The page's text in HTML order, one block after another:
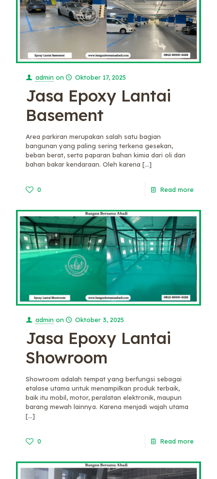
admin on Oktober 17, 2025
Jasa Epoxy Lantai
Basement
Area parkiran merupakan salah satu bagian
bangunan yang paling sering terkena gesekan,
beban berat, serta paparan bahan kimia dari oli dan
bahan bakar kendaraan. Oleh karena […]
0 Read more
admin on Oktober 3, 2025
Jasa Epoxy Lantai
Showroom
Showroom adalah tempat yang berfungsi sebagai
etalase utama untuk menampilkan produk terbaik,
baik itu mobil, motor, peralatan elektronik, maupun
barang mewah lainnya. Karena menjadi wajah utama
[…]
0 Read more